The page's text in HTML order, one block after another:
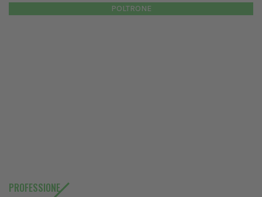
POLTRONE
PROFESSIONE